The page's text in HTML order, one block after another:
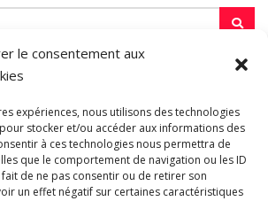
le consentement aux
expériences, nous utilisons des technologies
stocker et/ou accéder aux informations des
à ces technologies nous permettra de
que le comportement de navigation ou les ID
fait de ne pas consentir ou de retirer son
un effet négatif sur certaines caractéristiques